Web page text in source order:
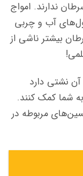
ندارند. امواج
آب و چربی
بیشتر ناشی از
نشتی دارد
به شما کمک کنند.
مربوطه در